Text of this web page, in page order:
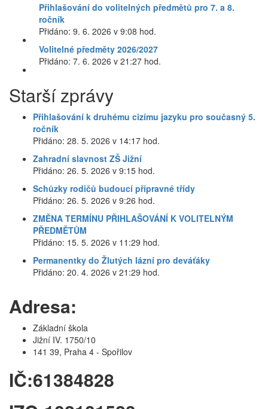
Přihlašování do volitelných předmětů pro 7. a 8.
ročník
Přidáno: 9. 6. 2026 v 9:08 hod.
Volitelné předměty 2026/2027
Přidáno: 7. 6. 2026 v 21:27 hod.
Starší zprávy
Přihlašování k druhému cizímu jazyku pro současný 5.
ročník
Přidáno: 28. 5. 2026 v 14:17 hod.
Zahradní slavnost ZŠ Jižní
Přidáno: 26. 5. 2026 v 9:15 hod.
Schůzky rodičů budoucí přípravné třídy
Přidáno: 26. 5. 2026 v 9:26 hod.
ZMĚNA TERMÍNU PŘIHLAŠOVÁNÍ K VOLITELNÝM
PŘEDMĚTŮM
Přidáno: 15. 5. 2026 v 11:29 hod.
Permanentky do Žlutých lázní pro deváťáky
Přidáno: 20. 4. 2026 v 21:29 hod.
Adresa:
Základní škola
Jižní IV. 1750/10
141 39, Praha 4 - Spořilov
IČ:61384828